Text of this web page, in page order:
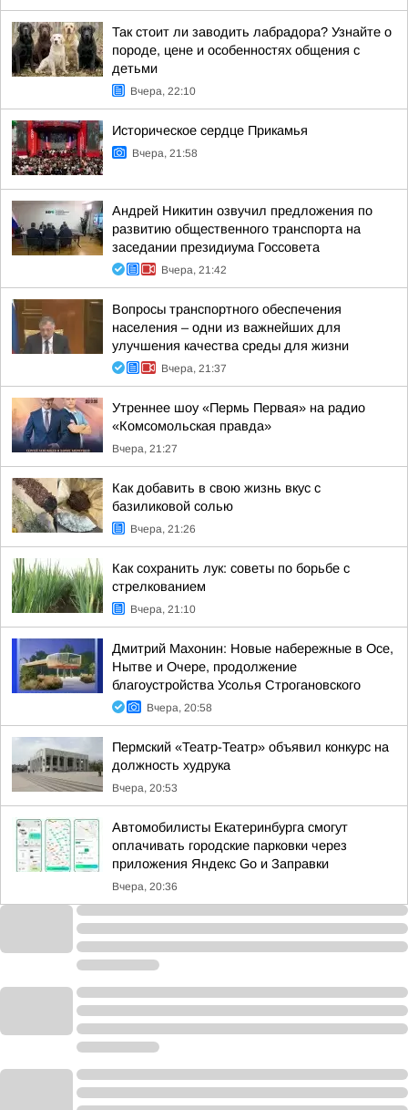
Так стоит ли заводить лабрадора? Узнайте о
породе, цене и особенностях общения с
детьми
Вчера, 22:10
Историческое сердце Прикамья
Вчера, 21:58
Андрей Никитин озвучил предложения по
развитию общественного транспорта на
заседании президиума Госсовета
Вчера, 21:42
Вопросы транспортного обеспечения
населения – одни из важнейших для
улучшения качества среды для жизни
Вчера, 21:37
Утреннее шоу «Пермь Первая» на радио
«Комсомольская правда»
Вчера, 21:27
Как добавить в свою жизнь вкус с
базиликовой солью
Вчера, 21:26
Как сохранить лук: советы по борьбе с
стрелкованием
Вчера, 21:10
Дмитрий Махонин: Новые набережные в Осе,
Нытве и Очере, продолжение
благоустройства Усолья Строгановского
Вчера, 20:58
Пермский «Театр-Театр» объявил конкурс на
должность худрука
Вчера, 20:53
Автомобилисты Екатеринбурга смогут
оплачивать городские парковки через
приложения Яндекс Go и Заправки
Вчера, 20:36